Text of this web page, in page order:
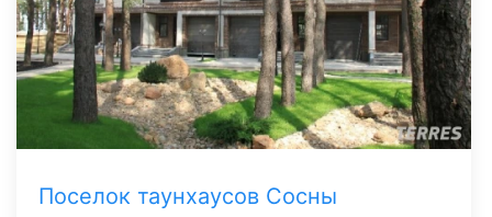
Поселок таунхаусов Сосны